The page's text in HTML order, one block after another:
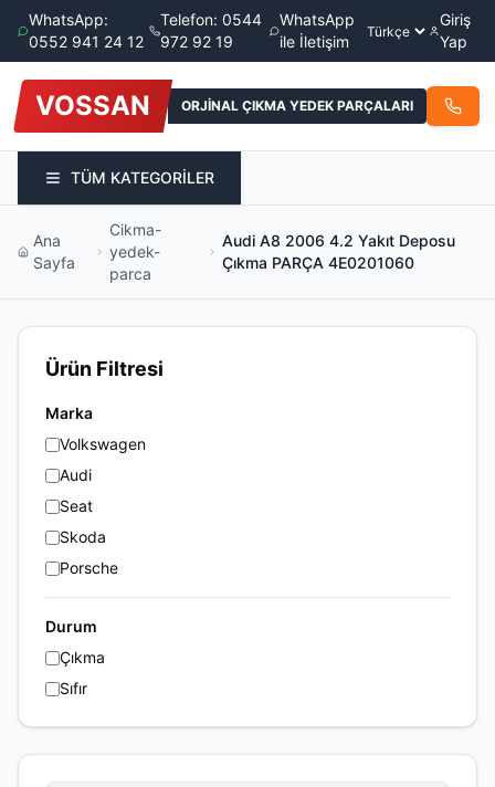
WhatsApp:
0552 941 24 12
Telefon: 0544
972 92 19
WhatsApp
ile İletişim
Giriş
Yap
VOSSAN ORJİNAL ÇIKMA YEDEK PARÇALARI
TÜM KATEGORİLER
Ana
Sayfa
Cikma-
yedek-
parca
Audi A8 2006 4.2 Yakıt Deposu
Çıkma PARÇA 4E0201060
Ürün Filtresi
Marka
Volkswagen
Audi
Seat
Skoda
Porsche
Durum
Çıkma
Sıfır